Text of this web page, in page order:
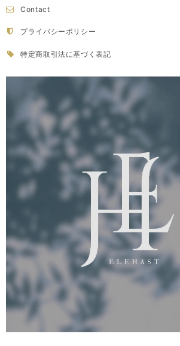
Contact
プライバシーポリシー
特定商取引法に基づく表記